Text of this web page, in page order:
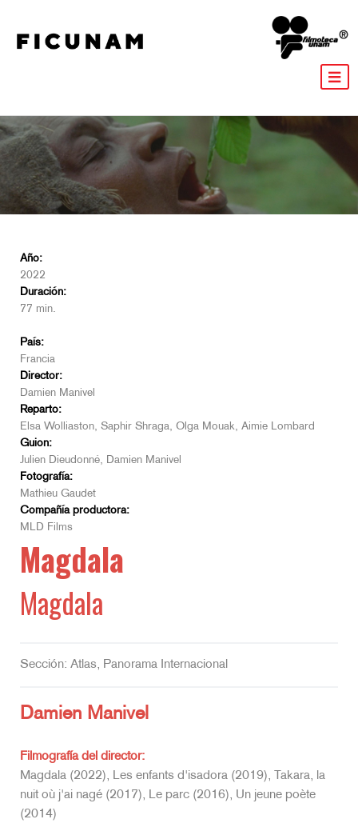
Año:
2022
Duración:
77 min.
País:
Francia
Director:
Damien Manivel
Reparto:
Elsa Wolliaston, Saphir Shraga, Olga Mouak, Aimie Lombard
Guion:
Julien Dieudonné, Damien Manivel
Fotografía:
Mathieu Gaudet
Compañía productora:
MLD Films
Magdala
Magdala
Sección: Atlas, Panorama Internacional
Damien Manivel
Filmografía del director:
Magdala (2022), Les enfants d'isadora (2019), Takara, la
nuit où j'ai nagé (2017), Le parc (2016), Un jeune poète
(2014)